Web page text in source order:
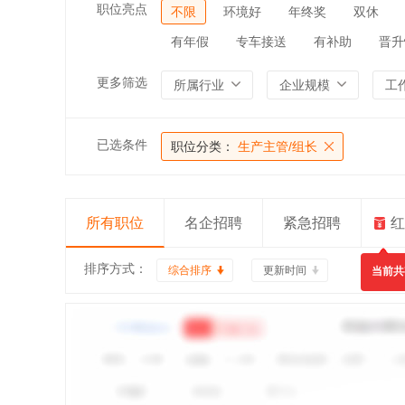
职位亮点 不限 环境好 年终奖 双休
有年假 专车接送 有补助 晋
更多筛选 所属行业 企业规模 工
已选条件 职位分类： 生产主管/组长
所有职位 名企招聘 紧急招聘
当前
排序方式： 综合排序 更新时间